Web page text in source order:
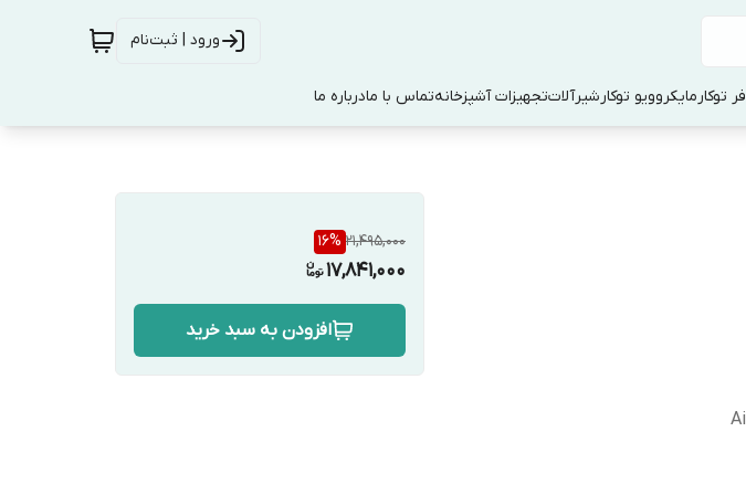
ورود | ثبت‌نام
فر توکارمایکروویو توکارشیرآلاتتجهیزات آشپزخانهتماس با مادرباره ما
21,495,000
16%
17,841,000
افزودن به سبد خرید